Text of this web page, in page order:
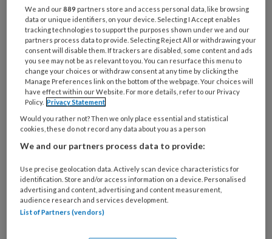
Bij
welke
organisatie
werk
je?
Untitled
Ontvang 2x per week de
KinderopvangTotaal nieuwsbrief
Ontvang iedere zondag het
Management Kinderopvang
Ja, ik geef toestemming voor e-mails
van KinderopvangTotaal en
Springer Media B.V.
?
We and our889 partners store and access personal data, like browsing
data or unique identifiers, on your device. Selecting I Accept enables
tracking technologies to support the purposes shown under we and our
partners process data to provide. Selecting Reject All or withdrawing your
consent will disable them. If trackers are disabled, some content and ads
you see may not be as relevant to you. You can resurface this menu to
change your choices or withdraw consent at any time by clicking the
Manage Preferences link on the bottom of the webpage. Your choices will
have effect within our Website. For more details, refer to our Privacy
Policy. Privacy Statement
Would you rather not? Then we only place essential and statistical
cookies, these do not record any data about you as a person
We and our partners process data to provide:
Use precise geolocation data. Actively scan device characteristics for
identification. Store and/or access information on a device. Personalised
advertising and content, advertising and content measurement,
audience research and services development.
List of Partners (vendors)